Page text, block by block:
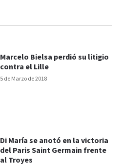
5 de Marzo de 2018
Marcelo Bielsa perdió su litigio
contra el Lille
Di María se anotó en la victoria
del Paris Saint Germain frente
al Troyes